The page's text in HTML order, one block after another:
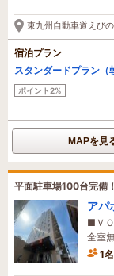
8
東九州自動車道えび
宿泊プラン
スタンダードプラン（
ポイント2%
MAPを見
平面駐車場100台完備
アパ
■Ｖ
全室
1